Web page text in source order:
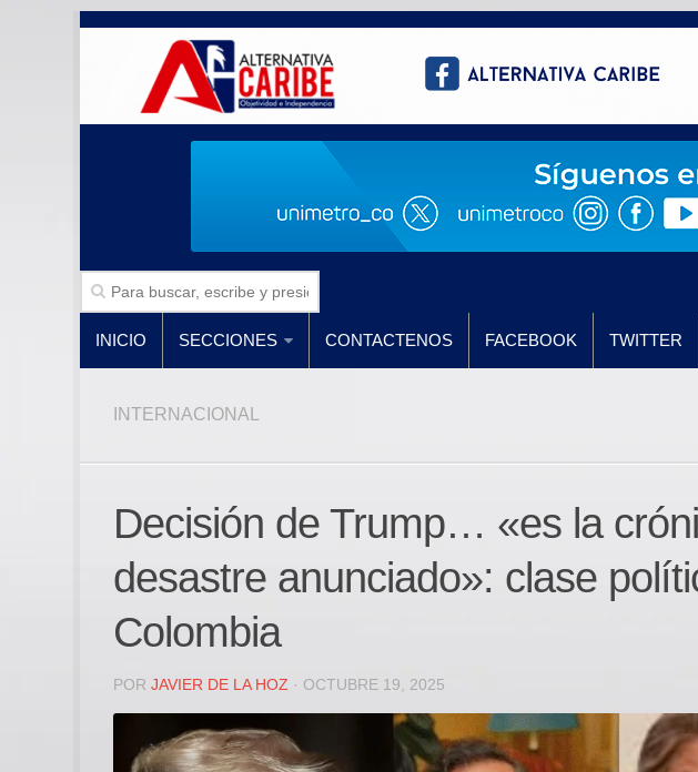
INICIO SECCIONES CONTACTENOS FACEBOOK TWITTER
INTERNACIONAL
Decisión de Trump… «es la
desastre anunciado»: clase
Colombia
POR JAVIER DE LA HOZ · OCTUBRE 19, 2025